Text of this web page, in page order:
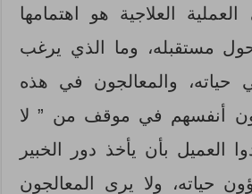
العلاجية هو اهتمامها
حول مستقبله، وما الذي يرغب
حياته، والمعالجون في هذه
أنفسهم في موقف من ” لا
العميل بأن يأخذ دور الخبير
حياته، ولا يرى المعالجون